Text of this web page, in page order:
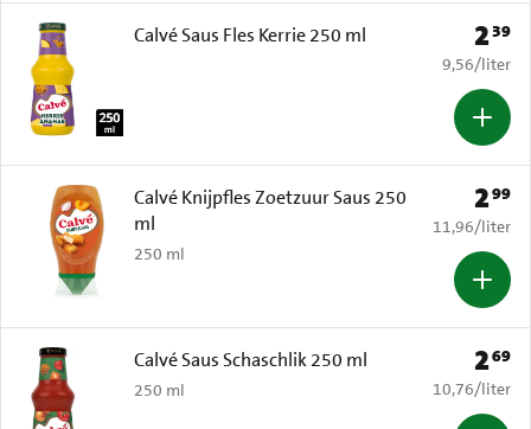
Calvé Saus Fles Kerrie 250 ml Prijs:
239
€ 9,56 per
9,56/liter
Calvé Knijpfles Zoetzuur Saus 250
ml
250 ml
Prijs:
299
€ 11,96 per
11,96/liter
Calvé Saus Schaschlik 250 ml
250 ml
Prijs:
269
€ 10,76 per
10,76/liter